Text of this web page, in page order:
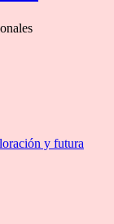
y futura